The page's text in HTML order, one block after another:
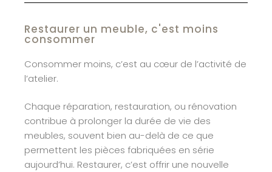
Restaurer un meuble, c'est moins
consommer
Consommer moins, c’est au cœur de l’activité de
l’atelier.
Chaque réparation, restauration, ou rénovation
contribue à prolonger la durée de vie des
meubles, souvent bien au-delà de ce que
permettent les pièces fabriquées en série
aujourd’hui. Restaurer, c’est offrir une nouvelle